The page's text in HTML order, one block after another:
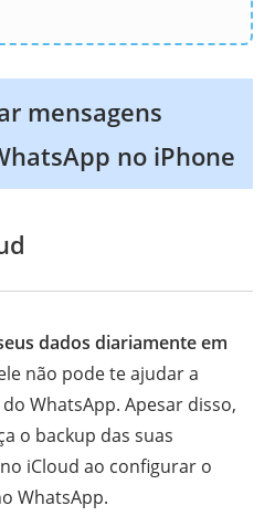
mensagens
no iPhone
dados diariamente em
não pode te ajudar a
WhatsApp. Apesar disso,
o backup das suas
iCloud ao configurar o
WhatsApp.